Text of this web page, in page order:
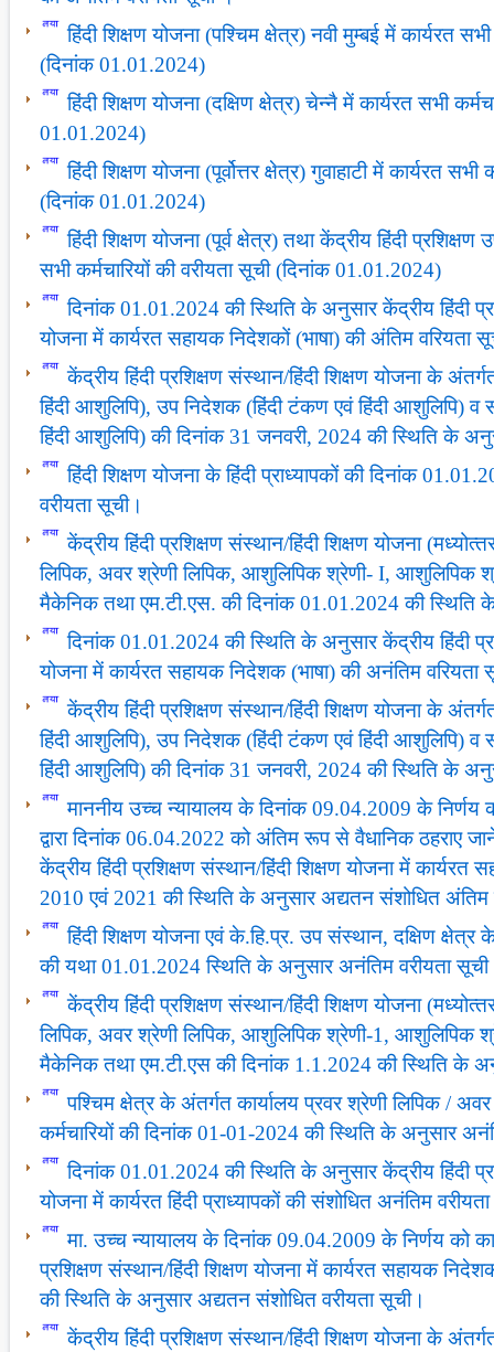
हिंदी शिक्षण योजना (पश्चिम क्षेत्र) नवी मुम्बई में कार्यरत
(दिनांक 01.01.2024)
हिंदी शिक्षण योजना (दक्षिण क्षेत्र) चेन्नै में कार्यरत सभी
01.01.2024)
हिंदी शिक्षण योजना (पूर्वोत्तर क्षेत्र) गुवाहाटी में कार्यरत सभी
(दिनांक 01.01.2024)
हिंदी शिक्षण योजना (पूर्व क्षेत्र) तथा केंद्रीय हिंदी
सभी कर्मचारियों की वरीयता सूची (दिनांक 01.01.2024)
दिनांक 01.01.2024 की स्थिति के अनुसार केंद्रीय हिंदी
योजना में कार्यरत सहायक निदेशकों (भाषा) की अंतिम वरियता
केंद्रीय हिंदी प्रशिक्षण संस्‍थान/हिंदी शिक्षण योजना के
हिंदी आशुलिपि), उप निदेशक (हिंदी टंकण एवं हिंदी आशुलिपि)
हिंदी आशुलिपि) की दिनांक 31 जनवरी, 2024 की स्थिति के
हिंदी शिक्षण योजना के हिंदी प्राध्‍यापकों की दिनांक
वरीयता सूची।
केंद्रीय हिंदी प्रशिक्षण संस्‍थान/हिंदी शिक्षण योजना
लिपिक, अवर श्रेणी लिपिक, आशुलिपिक श्रेणी- I, आशुलिपिक
मैकेनिक तथा एम.टी.एस. की दिनांक 01.01.2024 की स्थिति
दिनांक 01.01.2024 की स्थिति के अनुसार केंद्रीय हिंदी
योजना में कार्यरत सहायक निदेशक (भाषा) की अनंतिम वरियता
केंद्रीय हिंदी प्रशिक्षण संस्‍थान/हिंदी शिक्षण योजना के
हिंदी आशुलिपि), उप निदेशक (हिंदी टंकण एवं हिंदी आशुलिपि)
हिंदी आशुलिपि) की दिनांक 31 जनवरी, 2024 की स्थिति के
माननीय उच्‍च न्‍यायालय के दिनांक 09.04.2009 के निर्णय
द्वारा दिनांक 06.04.2022 को अंतिम रूप से वैधानिक ठहराए
केंद्रीय हिंदी प्रशिक्षण संस्‍थान/हिंदी शिक्षण योजना में कार्यरत
2010 एवं 2021 की स्थिति के अनुसार अद्यतन संशोधित अंतिम
हिंदी शिक्षण योजना एवं के.हि.प्र. उप संस्‍थान, दक्षिण क्षेत्र
की यथा 01.01.2024 स्थिति के अनुसार अनंतिम वरीयता
केंद्रीय हिंदी प्रशिक्षण संस्‍थान/हिंदी शिक्षण योजना
लिपिक, अवर श्रेणी लिपिक, आशुलिपिक श्रेणी-1, आशुलिपिक
मैकेनिक तथा एम.टी.एस की दिनांक 1.1.2024 की स्थिति के
पश्चिम क्षेत्र के अंतर्गत कार्यालय प्रवर श्रेणी लिपिक /
कर्मचारियों की दिनांक 01-01-2024 की स्थिति के अनुसार
दिनांक 01.01.2024 की स्थिति के अनुसार केंद्रीय हिंदी
योजना में कार्यरत हिंदी प्राध्यापकों की संशोधित अनंतिम
मा. उच्च न्यायालय के दिनांक 09.04.2009 के निर्णय को
प्रशिक्षण संस्थान/हिंदी शिक्षण योजना में कार्यरत सहायक
की स्थिति के अनुसार अद्यतन संशोधित वरीयता सूची।
केंद्रीय हिंदी प्रशिक्षण संस्थान/हिंदी शिक्षण योजना के